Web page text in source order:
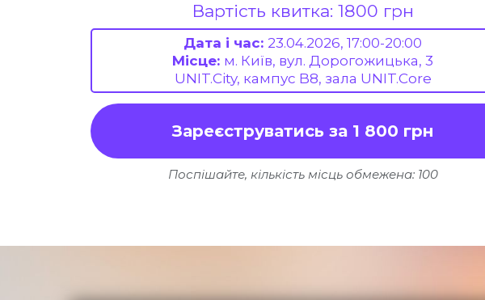
Вартість квитка: 1800 грн
Дата і час: 23.04.2026, 17:00-20:00
Місце: м. Київ, вул. Дорогожицька, 3
UNIT.City, кампус B8, зала UNIT.Core
Зареєструватись за 1 800 грн
Поспішайте, кількість місць обмежена: 100